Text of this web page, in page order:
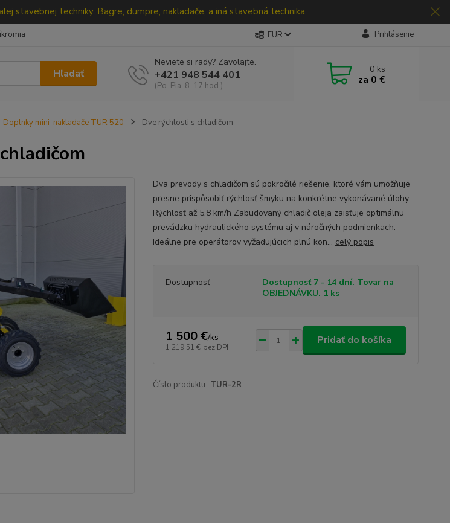
stavebnej techniky. Bagre, dumpre, nakladače, a iná stavebná technika.
EUR Prihlásenie
Hľadať
Neviete si rady? Zavolajte.
+421 948 544 401
(Po-Pia, 8-17 hod.)
0 ks
za 0 €
Doplnky mini-nakladače TUR 520 Dve rýchlosti s chladičom
Dva prevody s chladičom sú pokročilé riešenie, ktoré vám umožňuje
presne prispôsobiť rýchlosť šmyku na konkrétne vykonávané úlohy.
Rýchlosť až 5,8 km/h Zabudovaný chladič oleja zaisťuje optimálnu
prevádzku hydraulického systému aj v náročných podmienkach.
Ideálne pre operátorov vyžadujúcich plnú kon... celý popis
Dostupnosť
Dostupnosť 7 - 14 dní. Tovar na
OBJEDNÁVKU. 1 ks
1 500 €/ks
1 219,51 € bez DPH
Pridať do košíka
Číslo produktu: TUR-2R